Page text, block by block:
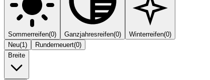
Sommerreifen(0) Ganzjahresreifen(0) Winterreifen(0)
Neu(1) Runderneuert(0)
Breite